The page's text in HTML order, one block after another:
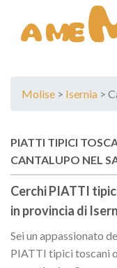
content
Molise > Isernia >
PIATTI TIPICI
CANTALUPO NEL
Cerchi PIATTI
in provincia di
Sei un appassionato
PIATTI tipici toscani